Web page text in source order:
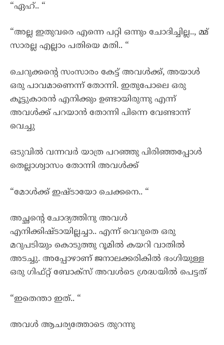
“ഏഹ്.. “
“അല്ല ഇതുവരെ എന്നെ പറ്റി ഒന്നും ചോദിച്ചില്ല.., മ്മ്
സാരല്ല എല്ലാം പതിയെ മതി.. “
ചെറുക്കന്റെ സംസാരം കേട്ട് അവൾക്ക്, അയാൾ
ഒരു പാവമാണെന്ന് തോന്നി. ഇതുപോലെ ഒരു
കൂട്ടുകാരൻ എനിക്കും ഉണ്ടായിരുന്നു എന്ന്
അവൾക്ക് പറയാൻ തോന്നി പിന്നെ വേണ്ടാന്ന്
വെച്ചു
ഒടുവിൽ വന്നവർ യാത്ര പറഞ്ഞു പിരിഞ്ഞപ്പോൾ
തെല്ലാശ്വാസം തോന്നി അവൾക്ക്
“മോൾക്ക് ഇഷ്ടായോ ചെക്കനെ.. “
അച്ഛന്റെ ചോദ്യത്തിനു അവൾ
എനിക്കിഷ്ടായില്ലച്ചാ.. എന്ന് വെറുതെ ഒരു
മറുപടിയും കൊടുത്തു റൂമിൽ കയറി വാതിൽ
അടച്ചു. അപ്പോഴാണ് ജനാലക്കരികിൽ ഭംഗിയുള്ള
ഒരു ഗിഫ്റ്റ് ബോക്സ്‌ അവൾടെ ശ്രദ്ധയിൽ പെട്ടത്
“ഇതെന്താ ഇത്.. “
അവൾ ആചര്യത്തോടെ തുറന്നു